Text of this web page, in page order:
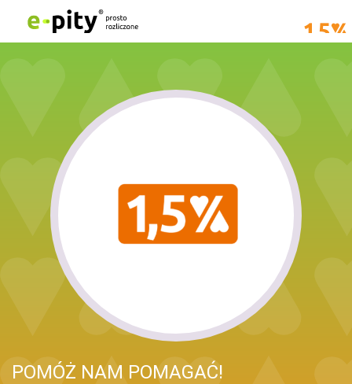
POMÓŻ NAM POMAGAĆ!